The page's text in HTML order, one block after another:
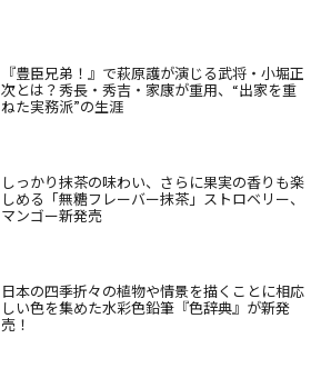
『豊臣兄弟！』で萩原護が演じる武将・小堀正
次とは？秀長・秀吉・家康が重用、“出家を重
ねた実務派”の生涯
しっかり抹茶の味わい、さらに果実の香りも楽
しめる「無糖フレーバー抹茶」ストロベリー、
マンゴー新発売
日本の四季折々の植物や情景を描くことに相応
しい色を集めた水彩色鉛筆『色辞典』が新発
売！